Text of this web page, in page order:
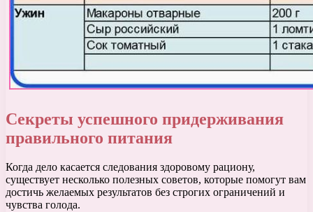
Секреты успешного придерживания
правильного питания
Когда дело касается следования здоровому рациону,
существует несколько полезных советов, которые помогут вам
достичь желаемых результатов без строгих ограничений и
чувства голода.